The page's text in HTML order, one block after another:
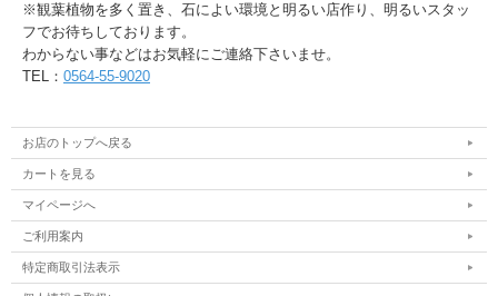
※観葉植物を多く置き、石によい環境と明るい店作り、明るいスタッ
フでお待ちしております。
わからない事などはお気軽にご連絡下さいませ。
TEL： 0564-55-9020
お店のトップへ戻る
カートを見る
マイページへ
ご利用案内
特定商取引法表示